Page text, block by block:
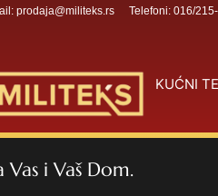
prodaja@militeks.rs Telefoni: 016/
KUĆNI
Vas i Vaš Dom.